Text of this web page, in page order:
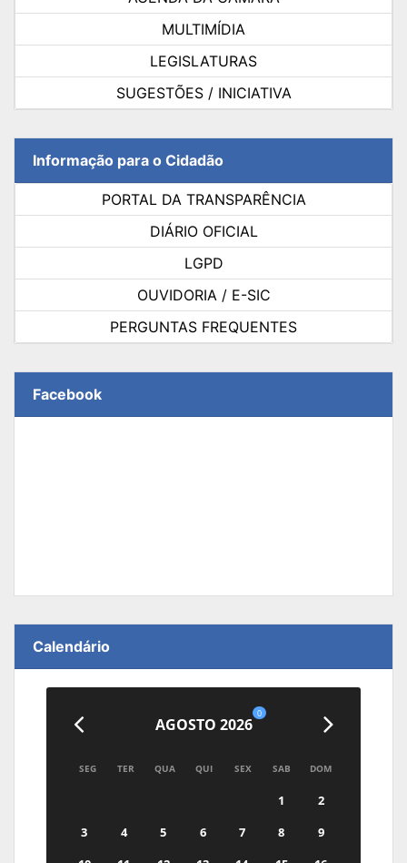
MULTIMÍDIA
LEGISLATURAS
SUGESTÕES / INICIATIVA
Informação para o Cidadão
PORTAL DA TRANSPARÊNCIA
DIÁRIO OFICIAL
LGPD
OUVIDORIA / E-SIC
PERGUNTAS FREQUENTES
Facebook
Calendário
AGOSTO 2026
0
SEG TER QUA QUI SEX SAB DOM
1
2
3
4 5 6 7 8
9